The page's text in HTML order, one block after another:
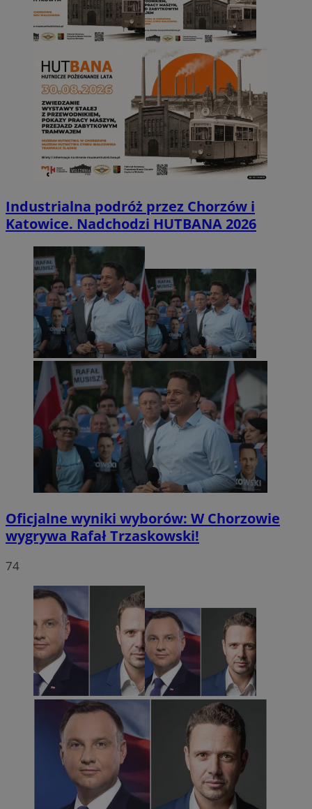
Industrialna podróż przez Chorzów i
Katowice. Nadchodzi HUTBANA 2026
Oficjalne wyniki wyborów: W Chorzowie
wygrywa Rafał Trzaskowski!
74